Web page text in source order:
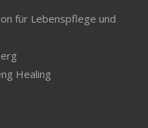
für Lebenspflege und
Healing